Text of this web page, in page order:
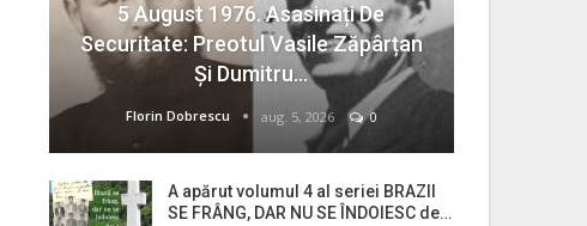
5 August 1976. Asasinați De
Securitate: Preotul Vasile Zăpârțan
Și Dumitru…
Florin Dobrescu aug. 5, 2026 0
A apărut volumul 4 al seriei BRAZII
SE FRÂNG, DAR NU SE ÎNDOIESC de…